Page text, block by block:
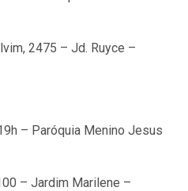
2475 – Jd. Ruyce –
– Paróquia Menino Jesus
– Jardim Marilene –